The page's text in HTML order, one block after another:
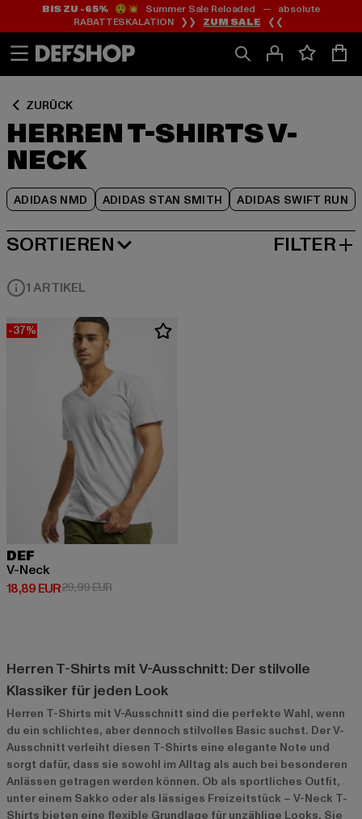
Zum
Inhalt
springen
Zum
Fußzeile
springen
BIS ZU -65%😲💥 Summer Sale Reloaded — absolute
RABATTESKALATION ❯❯ ZUM SALE ❮❮
ZURÜCK
HERREN T-SHIRTS V-
NECK
ADIDAS NMD ADIDAS STAN SMITH ADIDAS SWIFT RUN
Zum
Produktraster
springen
SORTIEREN
BELIEBTESTE FILTER
1 ARTIKEL
-37%
DEF
V-Neck
18,89 EUR
Derzeitiger Preis: 18,89 EUR
29,99 EURAktionspreis: 29,99 EUR
Herren T-Shirts mit V-Ausschnitt: Der stilvolle
Klassiker für jeden Look
Herren T-Shirts mit V-Ausschnitt sind die perfekte Wahl, wenn
du ein schlichtes, aber dennoch stilvolles Basic suchst. Der V-
Ausschnitt verleiht diesen T-Shirts eine elegante Note und
sorgt dafür, dass sie sowohl im Alltag als auch bei besonderen
Anlässen getragen werden können. Ob als sportliches Outfit,
unter einem Sakko oder als lässiges Freizeitstück – V-Neck T-
Shirts bieten eine flexible Grundlage für unzählige Looks. Sie